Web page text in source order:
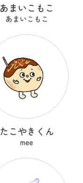
あまいこもこ
あまいこもこ
たこやきくん
mee